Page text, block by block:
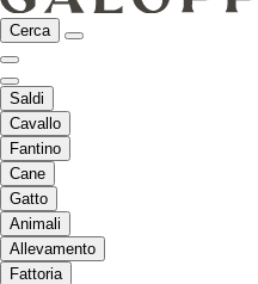
Cerca
Saldi
Cavallo
Fantino
Cane
Gatto
Animali
Allevamento
Fattoria